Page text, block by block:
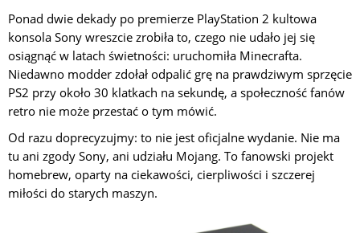
Ponad dwie dekady po premierze PlayStation 2 kultowa
konsola Sony wreszcie zrobiła to, czego nie udało jej się
osiągnąć w latach świetności: uruchomiła Minecrafta.
Niedawno modder zdołał odpalić grę na prawdziwym sprzęcie
PS2 przy około 30 klatkach na sekundę, a społeczność fanów
retro nie może przestać o tym mówić.
Od razu doprecyzujmy: to nie jest oficjalne wydanie. Nie ma
tu ani zgody Sony, ani udziału Mojang. To fanowski projekt
homebrew, oparty na ciekawości, cierpliwości i szczerej
miłości do starych maszyn.